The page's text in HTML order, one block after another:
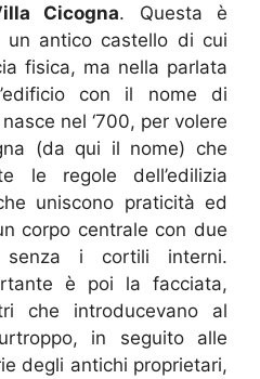
Cicogna. Questa è
antico castello di cui
fisica, ma nella parlata
con il nome di
nel ‘700, per volere
(da qui il nome) che
le regole dell’edilizia
uniscono praticità ed
corpo centrale con due
i cortili interni.
è poi la facciata,
che introducevano al
in seguito alle
degli antichi proprietari,